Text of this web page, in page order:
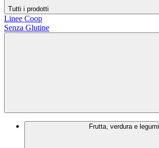
Tutti i prodotti
Linee Coop
Senza Glutine
Frutta, verdura e legumi